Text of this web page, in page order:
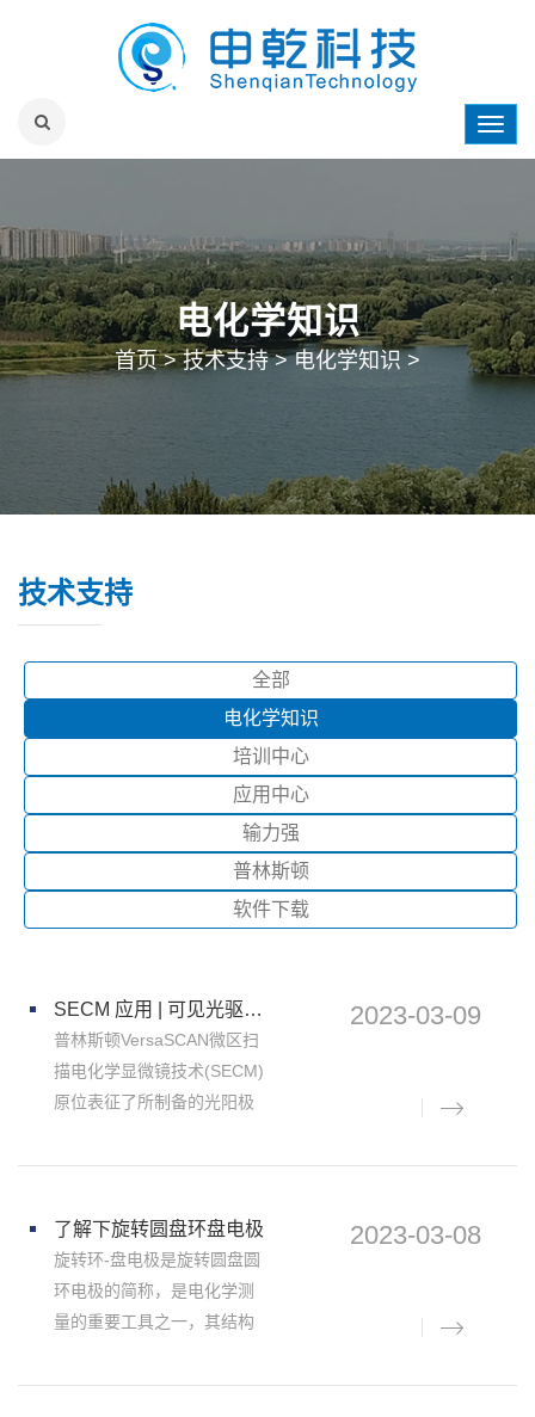
电化学知识
首页>技术支持>电化学知识>
技术支持
全部
电化学知识
培训中心
应用中心
输力强
普林斯顿
软件下载
2023-03-09
SECM 应用 | 可见光驱动的光电化学传感器检测多巴胺-电化学工作站/测试系统/恒电位仪
普林斯顿VersaSCAN微区扫
描电化学显微镜技术(SECM)
原位表征了所制备的光阳极
通过逼近曲线计算一阶非均
这也进一步揭示了改性光阳
极在水氧化
2023-03-08
了解下旋转圆盘环盘电极
旋转环-盘电极是旋转圆盘圆
环电极的简称，是电化学测
量的重要工具之一，其结构
个同心圆环，盘与环电极之